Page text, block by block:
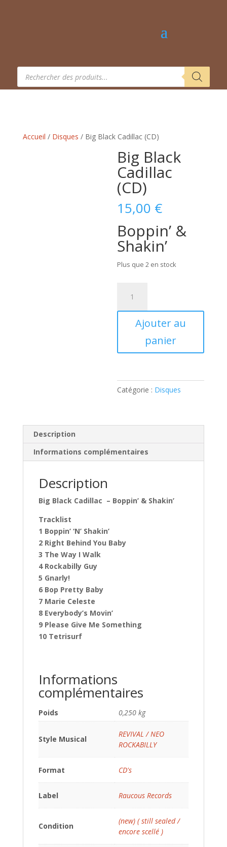
Recherche
produits
Accueil / Disques / Big Black Cadillac (CD)
Big Black
Cadillac
(CD)
15,00 €
Boppin’ &
Shakin’
Plus que 2 en stock
Big
Ajouter au
panier
Catégorie : Disques
Description
Informations complémentaires
Description
Big Black Cadillac ‎– Boppin’ & Shakin’
Tracklist
1 Boppin’ ‘N’ Shakin’
2 Right Behind You Baby
3 The Way I Walk
4 Rockabilly Guy
5 Gnarly!
6 Bop Pretty Baby
7 Marie Celeste
8 Everybody’s Movin’
9 Please Give Me Something
10 Tetrisurf
Informations
complémentaires
Poids 0,250 kg
Style Musical
REVIVAL / NEO
ROCKABILLY
Format CD's
Label Raucous Records
Condition
(new) ( still sealed /
encore scellé )